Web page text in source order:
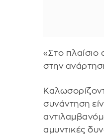
«Στο
στην
συνάντηση
αμυντικές